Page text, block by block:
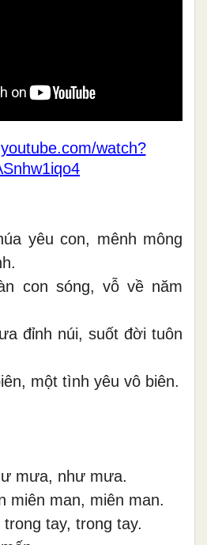
watch?
yêu con, mênh mông
con sóng, vỗ về năm
đỉnh núi, suốt đời tuôn
một tình yêu vô biên.
mưa, như mưa.
miên man, miên man.
tay, trong tay.